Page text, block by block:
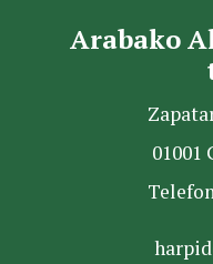
Arabako
01001